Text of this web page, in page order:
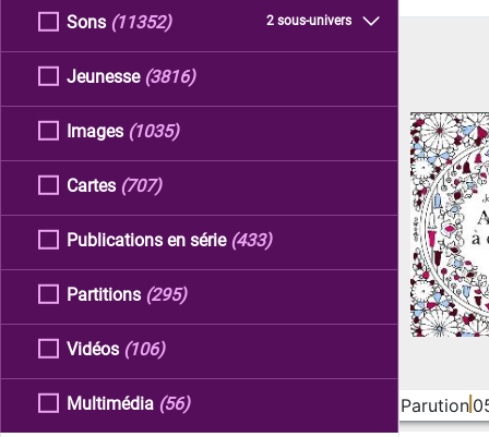
Sons 2 sous-univers
(11352)
Jeunesse (3816)
Images (1035)
Cartes (707)
Publications en série (433)
Partitions (295)
Vidéos (106)
Multimédia (56) Parution